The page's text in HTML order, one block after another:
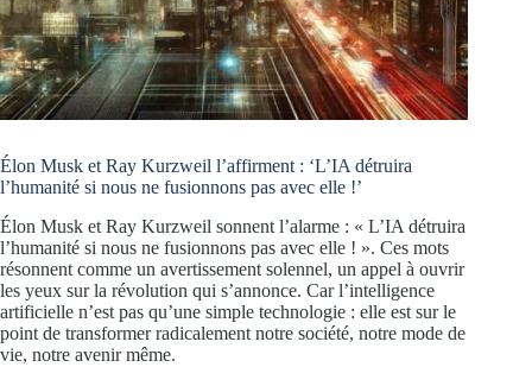
Élon Musk et Ray Kurzweil l’affirment : ‘L’IA détruira
l’humanité si nous ne fusionnons pas avec elle !’
Élon Musk et Ray Kurzweil sonnent l’alarme : « L’IA détruira
l’humanité si nous ne fusionnons pas avec elle ! ». Ces mots
résonnent comme un avertissement solennel, un appel à ouvrir
les yeux sur la révolution qui s’annonce. Car l’intelligence
artificielle n’est pas qu’une simple technologie : elle est sur le
point de transformer radicalement notre société, notre mode de
vie, notre avenir même.